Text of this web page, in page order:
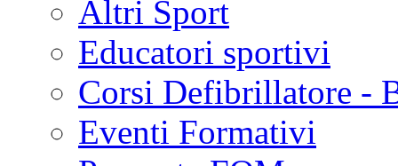
Altri Sport
Educatori sportivi
Corsi Defibrillatore -
Eventi Formativi